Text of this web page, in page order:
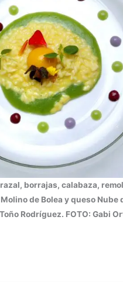
borrajas, calabaza,
de Bolea y queso Nube
Rodríguez. FOTO: Gabi